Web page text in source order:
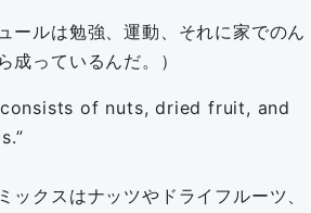
ールは勉強、運動、それに家でのん
成っているんだ。）
of nuts, dried fruit, and
ックスはナッツやドライフルーツ、